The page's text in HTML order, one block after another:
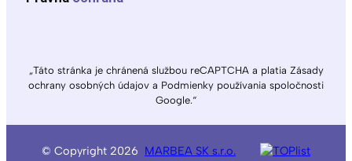
„Táto stránka je chránená službou reCAPTCHA a platia Zásady
ochrany osobných údajov a Podmienky používania spoločnosti
Google.“
© Copyright 2026 MARBEA SK s.r.o.